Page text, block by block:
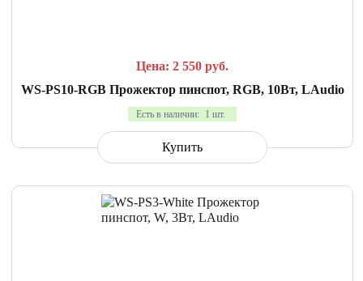
Цена: 2 550 руб.
WS-PS10-RGB Прожектор пинспот, RGB, 10Вт, LAudio
Есть в наличии: 1 шт.
Купить